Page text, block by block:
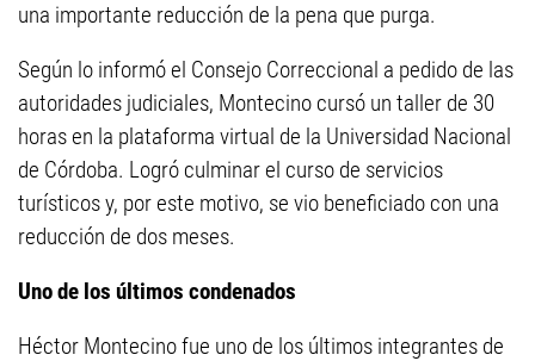
una importante reducción de la pena que purga.
Según lo informó el Consejo Correccional a pedido de las
autoridades judiciales, Montecino cursó un taller de 30
horas en la plataforma virtual de la Universidad Nacional
de Córdoba. Logró culminar el curso de servicios
turísticos y, por este motivo, se vio beneficiado con una
reducción de dos meses.
Uno de los últimos condenados
Héctor Montecino fue uno de los últimos integrantes de